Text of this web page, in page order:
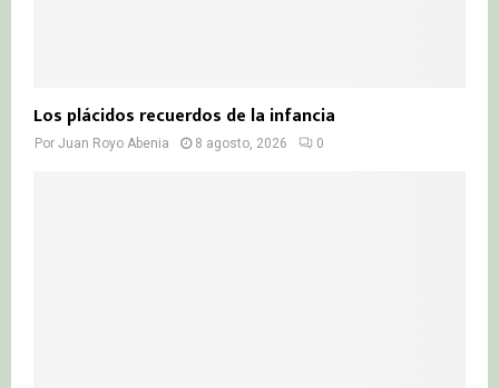
Los plácidos recuerdos de la infancia
Por Juan Royo Abenia 8 agosto, 2026 0